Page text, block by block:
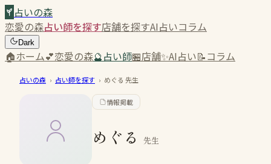
占いの森
恋愛の森占い師を探す店舗を探すAI占いコラム
Dark
🏠ホーム💕恋愛の森🔮占い師🏪店舗✨AI占い📝コラム
占いの森 › 占い師を探す › めぐる 先生
情報掲載
めぐる 先生